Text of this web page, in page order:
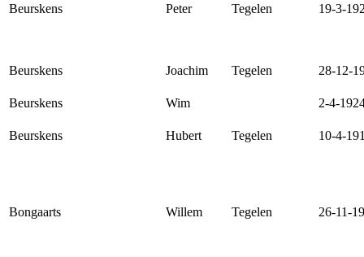
Beurskens Peter Tegelen 19-3-
Beurskens Joachim Tegelen 28-12-
Beurskens Wim 2-4-
Beurskens Hubert Tegelen 10-4-
Bongaarts Willem Tegelen 26-11-